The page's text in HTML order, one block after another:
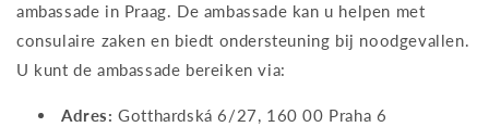
ambassade in Praag. De ambassade kan u helpen met
consulaire zaken en biedt ondersteuning bij noodgevallen.
U kunt de ambassade bereiken via:
Adres: Gotthardská 6/27, 160 00 Praha 6